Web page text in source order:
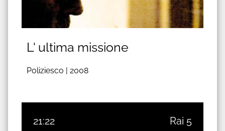
L' ultima missione
Poliziesco | 2008
21:22 Rai 5